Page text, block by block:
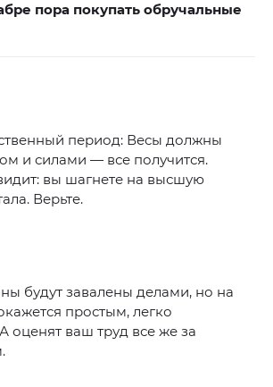
пора покупать обручальные
период: Весы должны
и силами — все получится.
вы шагнете на высшую
Верьте.
будут завалены делами, но на
простым, легко
оценят ваш труд все же за